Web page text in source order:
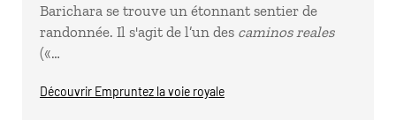
Barichara se trouve un étonnant sentier de
randonnée. Il s'agit de l’un des caminos reales
(«…
Découvrir Empruntez la voie royale